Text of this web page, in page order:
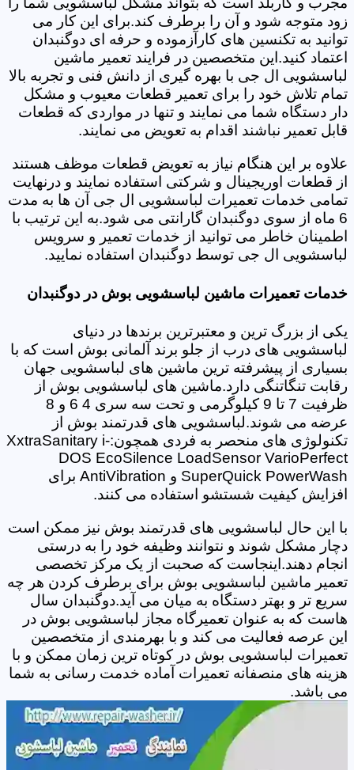
زود متوجه شود و آن را برطرف کند.برای این کار می
توانید به تکنسین های کارآزموده و حرفه ای دوگنبدان
اعتماد کنید.این متخصصین در فرایند تعمیر ماشین
لباسشویی ال جی با بهره گیری از دانش فنی و تجربه بالا
تمام تلاش خود را برای تعمیر قطعات معیوب و مشکل
دار دستگاه شما می نمایند و تنها در مواردی که قطعات
قابل تعمیر نباشند اقدام به تعویض می نمایند.
علاوه بر این هنگام نیاز به تعویض قطعات موظف هستند
از قطعات اوریجینال و شرکتی استفاده نمایند و درنهایت
تمامی خدمات تعمیرات لباسشویی ال جی آن ها به مدت
6 ماه از سوی دوگنبدان گارانتی می شود.به این ترتیب با
اطمینان خاطر می توانید از خدمات تعمیر و سرویس
لباسشویی ال جی توسط دوگنبدان استفاده نمایید.
خدمات تعمیرات ماشین لباسشویی بوش در دوگنبدان
یکی از بزرگ ترین و معتبرترین برندها در دنیای
لباسشویی های درب از جلو برند آلمانی بوش است که با
بسیاری از پیشرفته ترین ماشین های لباسشویی جهان
رقابت تنگاتنگی دارد.ماشین های لباسشویی بوش از
ظرفیت 7 تا 9 کیلوگرمی و تحت سه سری 4 6 و 8
عرضه می شوند.لباسشویی های قدرتمند بوش از
تکنولوژی های منحصر به فردی همچون:XxtraSanitary i-
DOS EcoSilence LoadSensor VarioPerfect
SuperQuick PowerWash و AntiVibration برای
افزایش کیفیت شستشو استفاده می کنند.
با این حال لباسشویی های قدرتمند بوش نیز ممکن است
دچار مشکل شوند و نتوانند وظیفه خود را به درستی
انجام دهند.اینجاست که صحبت از یک مرکز تخصصی
تعمیر ماشین لباسشویی بوش برای برطرف کردن هر چه
سریع تر و بهتر دستگاه به میان می آید.دوگنبدان سال
هاست که به عنوان تعمیرگاه مجاز لباسشویی بوش در
این عرصه فعالیت می کند و با بهرمندی از متخصصین
تعمیرات لباسشویی بوش در کوتاه ترین زمان ممکن و با
هزینه های منصفانه تعمیرات آماده خدمت رسانی به شما
می باشد.